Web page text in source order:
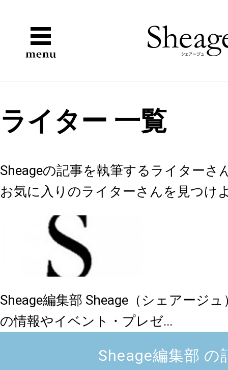
ライター 一覧
Sheageの記事を執筆するライターさ
お気に入りのライターさんを見つけ
Sheage編集部 Sheage（シェアージ
の情報やイベント・プレゼ...
Sheage編集部 の